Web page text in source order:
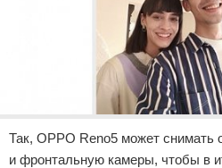
Так, OPPO Reno5 может снимать
и фронтальную камеры, чтобы в